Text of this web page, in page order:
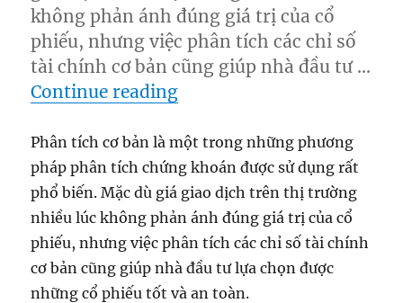
không phản ánh đúng giá trị của cổ
phiếu, nhưng việc phân tích các chỉ số
tài chính cơ bản cũng giúp nhà đầu tư …
Continue reading“Kiến thức nền: Cách
Phân tích cơ bản là một trong những phương
pháp phân tích chứng khoán được sử dụng rất
phổ biến. Mặc dù giá giao dịch trên thị trường
nhiều lúc không phản ánh đúng giá trị của cổ
phiếu, nhưng việc phân tích các chỉ số tài chính
cơ bản cũng giúp nhà đầu tư lựa chọn được
những cổ phiếu tốt và an toàn.